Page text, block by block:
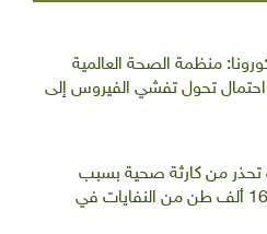
منظمة الصحة العالمية
تحول تفشي الفيروس إلى
تحذر من كارثة صحية بسبب
تكدس 160 ألف طن من النفايات في